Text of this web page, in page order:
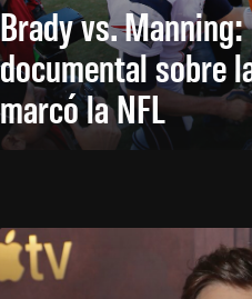
Brady vs.
documental sobre
marcó la NFL